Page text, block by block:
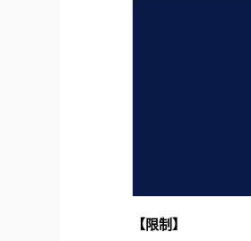
【限制】